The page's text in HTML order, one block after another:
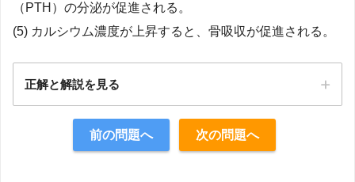
（PTH）の分泌が促進される。
(5) カルシウム濃度が上昇すると、骨吸収が促進される。
正解と解説を見る
前の問題へ 次の問題へ